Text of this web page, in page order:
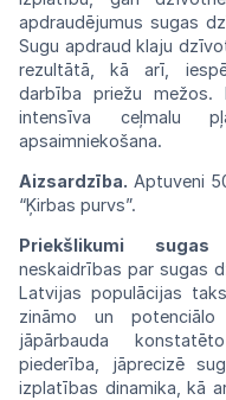
apdraudējumussugas
Sugu apdraud klaju
rezultātā, kā arī,
darbība priežu mežos.
intensīva ceļmalu
apsaimniekošana.
Aizsardzība. Aptuveni
“Ķirbas purvs”.
Priekšlikumi sugas
neskaidrības par sugas
Latvijas populācijas
zināmo un potenciālo
jāpārbauda
piederība,
jāprecizē
izplatības dinamika, kā